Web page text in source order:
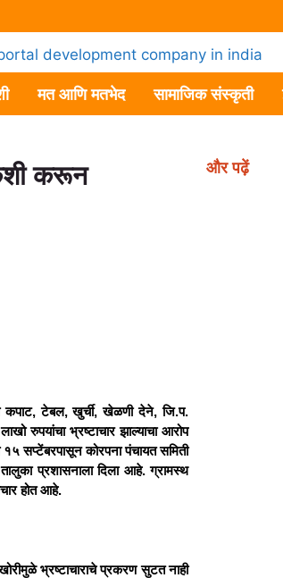
मत आणि मतभेद सामाजिक संस्कृती
करून
कपाट, टेबल, खुर्ची, खेळणी देने, जि.प.
रुपयांचा भ्रष्टाचार झाल्याचा आरोप
सप्टेंबरपासून कोरपना पंचायत समिती
तालुका प्रशासनाला दिला आहे. ग्रामस्थ
होत आहे.
भ्रष्टाचाराचे प्रकरण सुटत नाही
और पढ़ें